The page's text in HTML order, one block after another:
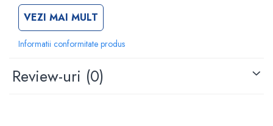
Ochelari de protectie
Gel ECO
Cabluri EKG (10 fire)
Sonde TOCO
suprafata gelcoat antibacteriana sanitara care limiteaza
depunerile
sistem de deschidere a apei fara atingere
senzor infrarosu de spalare automata pentru a scurge apa
turnat, dintr-o bucata, fara piese lipite sau sudate
partea din spate si panouri laterale inalte pentru protectia
VEZI MAI MULT
Informatii conformitate produs
Review-uri (0)